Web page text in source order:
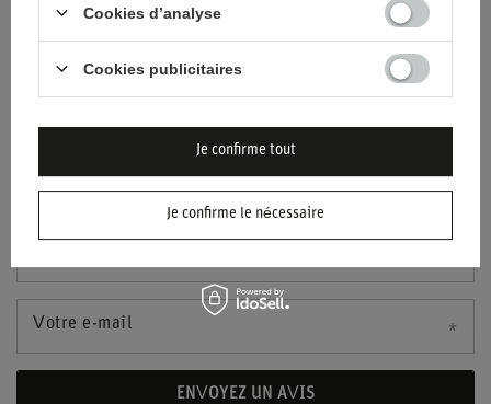
Votre e-mail
ENVOYEZ UN AVIS
Cookies d’analyse
Cookies publicitaires
Je confirme le nécessaire
Je confirme tout